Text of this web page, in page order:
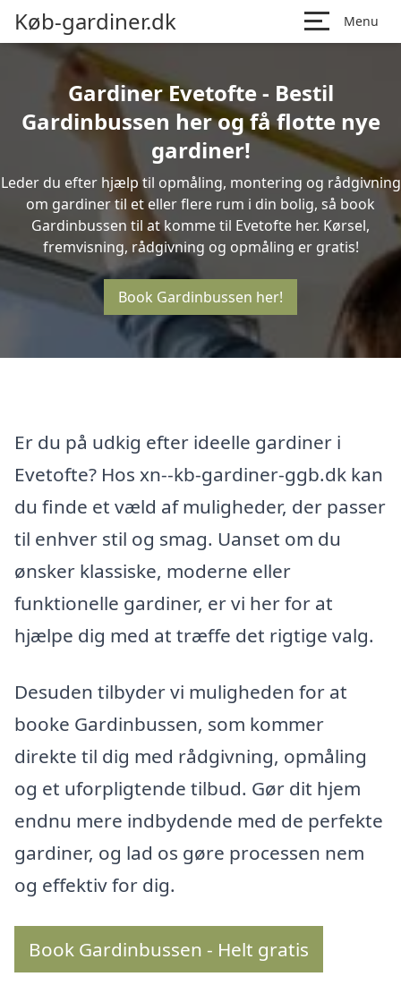
Køb-gardiner.dk Menu
Gardiner Evetofte - Bestil
Gardinbussen her og få flotte nye
gardiner!
Leder du efter hjælp til opmåling, montering og rådgivning
om gardiner til et eller flere rum i din bolig, så book
Gardinbussen til at komme til Evetofte her. Kørsel,
fremvisning, rådgivning og opmåling er gratis!
Book Gardinbussen her!
Er du på udkig efter ideelle gardiner i
Evetofte? Hos xn--kb-gardiner-ggb.dk kan
du finde et væld af muligheder, der passer
til enhver stil og smag. Uanset om du
ønsker klassiske, moderne eller
funktionelle gardiner, er vi her for at
hjælpe dig med at træffe det rigtige valg.
Desuden tilbyder vi muligheden for at
booke Gardinbussen, som kommer
direkte til dig med rådgivning, opmåling
og et uforpligtende tilbud. Gør dit hjem
endnu mere indbydende med de perfekte
gardiner, og lad os gøre processen nem
og effektiv for dig.
Book Gardinbussen - Helt gratis